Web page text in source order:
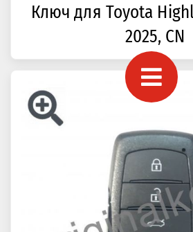
Ключ для Toyota
2025, CN